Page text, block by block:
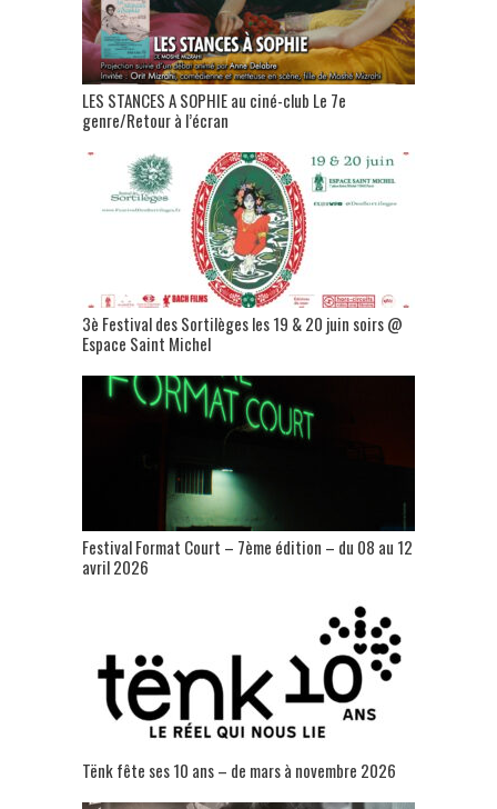
LES STANCES A SOPHIE au ciné-club Le 7e
genre/Retour à l’écran
3è Festival des Sortilèges les 19 & 20 juin soirs @
Espace Saint Michel
Festival Format Court – 7ème édition – du 08 au 12
avril 2026
Tënk fête ses 10 ans – de mars à novembre 2026